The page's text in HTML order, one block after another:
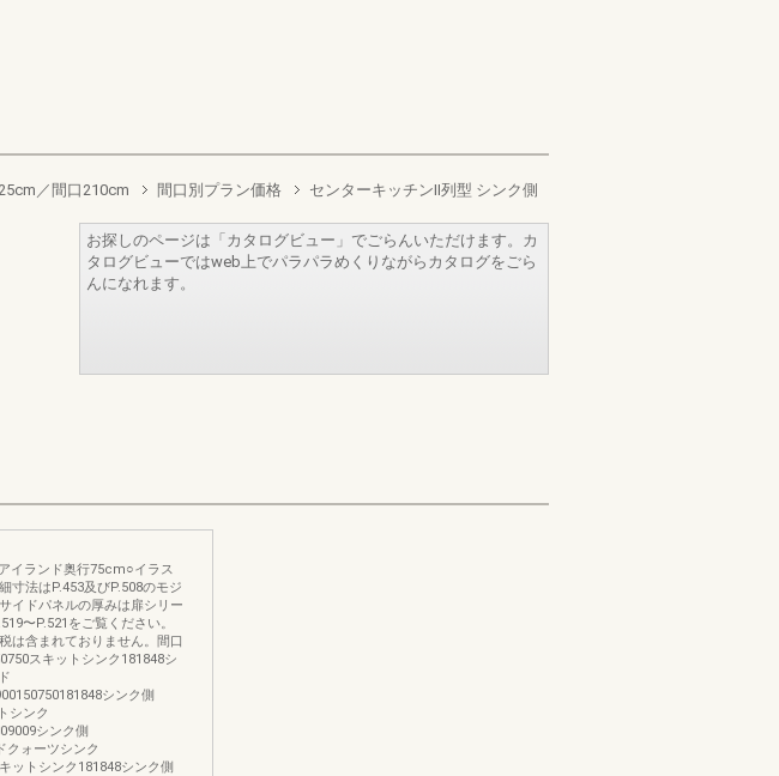
／間口210cm 間口別プラン価格
センターキッチンII列型 シンク側
お探しのページは「カタログビュー」でごらんいただけます。カ
タログビューではweb上でパラパラめくりながらカタログをごら
んになれます。
イランド奥行75cm○イラス
寸法はP.453及びP.508のモジ
イドパネルの厚みは扉シリー
〜P.521をご覧ください。
は含まれておりません。間口
スキットシンク181848シ
シンク側
シンク
シンク側
クォーツシンク
ットシンク181848シンク側